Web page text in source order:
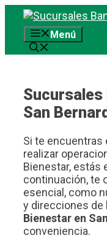
Saltar
contenidoMenú
Sucursales
San
Si te encuentras
realizar
Bienestar, estás
continuación, te
esencial, como
y direcciones de
Bienestar en
conveniencia.